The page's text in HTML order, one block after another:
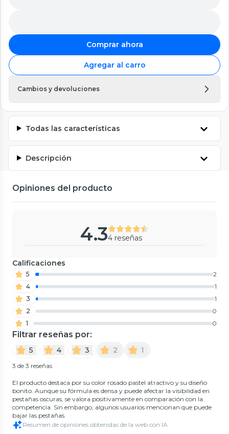
Comprar ahora
Agregar al carro
Cambios y devoluciones
Todas las características
Descripción
Opiniones del producto
4.34 reseñas
Calificaciones
5
2
4
1
3
1
2
0
1
0
Filtrar reseñas por:
5 4 3 2 1
3 de 3 reseñas
El producto destaca por su color rosado pastel atractivo y su diseño
bonito. Aunque su fórmula es densa y puede afectar la visibilidad en
pestañas oscuras, se valora positivamente en comparación con la
competencia. Sin embargo, algunos usuarios mencionan que puede
bajar las pestañas.
Resumen de opiniones obtenidas de la web con IA